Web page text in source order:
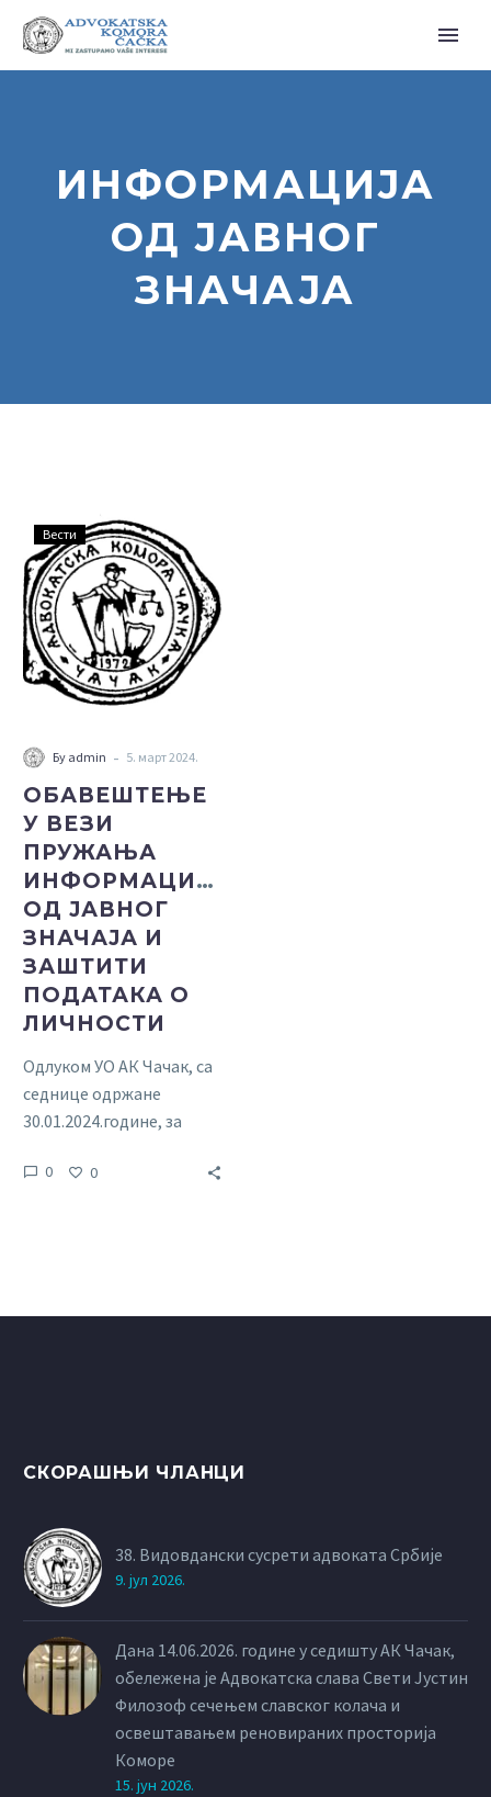
ИНФОРМАЦИЈА
ОД ЈАВНОГ
ЗНАЧАЈА
ОБАВЕШТЕЊЕ
У
ВЕЗИ
ПРУЖАЊА
ИНФОРМАЦИЈА
ОД
ЈАВНОГ
ПОДАТАКА
ЛИЧНОСТИ
Вести
Бy admin - 5. март 2024.
ОБАВЕШТЕЊЕ
У ВЕЗИ
ПРУЖАЊА
ИНФОРМАЦИЈА
ОД ЈАВНОГ
ЗНАЧАЈА И
ЗАШТИТИ
ПОДАТАКА О
ЛИЧНОСТИ
Одлуком УО АК Чачак, са
седнице одржане
30.01.2024.године, за
пружање информација
0 0
СКОРАШЊИ ЧЛАНЦИ
38. Видовдански сусрети адвоката Србије
9. јул 2026.
Дана 14.06.2026. године у седишту АК Чачак,
обележена је Адвокатска слава Свети Јустин
Филозоф сечењем славског колача и
освештавањем реновираних просторија
Коморе
15. јун 2026.